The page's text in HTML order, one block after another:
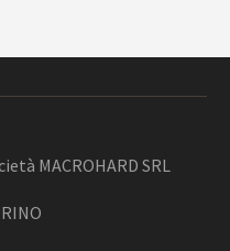
MACROHARD SRL